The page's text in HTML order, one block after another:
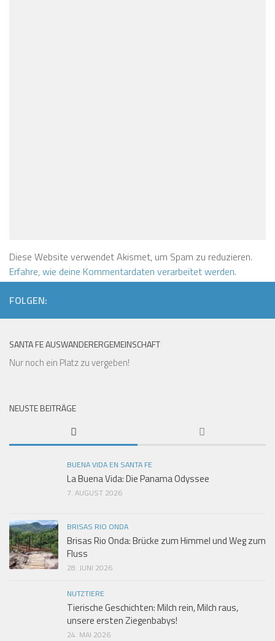
Diese Website verwendet Akismet, um Spam zu reduzieren.
Erfahre, wie deine Kommentardaten verarbeitet werden.
FOLGEN:
SANTA FE AUSWANDERERGEMEINSCHAFT
Nur noch ein Platz zu vergeben!
NEUSTE BEITRÄGE
BUENA VIDA EN SANTA FE
La Buena Vida: Die Panama Odyssee
7. AUGUST 2026
BRISAS RIO ONDA
Brisas Rio Onda: Brücke zum Himmel und Weg zum
Fluss
28. JUNI 2026
NUTZTIERE
Tierische Geschichten: Milch rein, Milch raus,
unsere ersten Ziegenbabys!
24. MAI 2026